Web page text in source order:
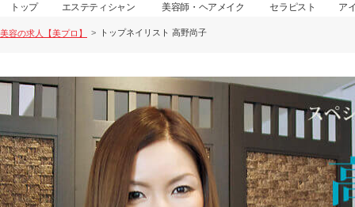
トップ エステティシャン 美容師・ヘアメイク セラピスト ア
美容の求人【美プロ】 トップネイリスト 高野尚子